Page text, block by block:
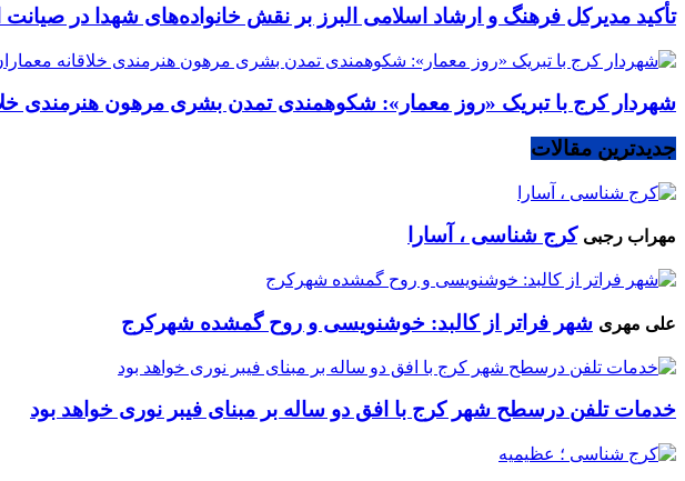
تأکید مدیرکل فرهنگ و ارشاد اسلامی البرز بر نقش خانواده‌های شهدا در
شهردار کرج با تبریک «روز معمار»: شکوهمندی تمدن بشری مرهون هنرمندی
جدیدترین مقالات
مهراب رجبی کرج شناسی ، آسارا
علی مهری شهر فراتر از کالبد: خوشنویسی و روح گمشده شهرکرج
خدمات تلفن درسطح شهر کرج با افق دو ساله بر مبنای فیبر نوری خواهد بود